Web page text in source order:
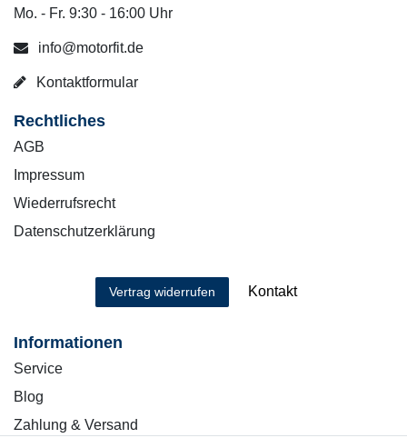
Mo. - Fr. 9:30 - 16:00 Uhr
info@motorfit.de
Kontaktformular
Rechtliches
AGB
Impressum
Wiederrufsrecht
Datenschutzerklärung
Vertrag widerrufen Kontakt
Informationen
Service
Blog
Zahlung & Versand